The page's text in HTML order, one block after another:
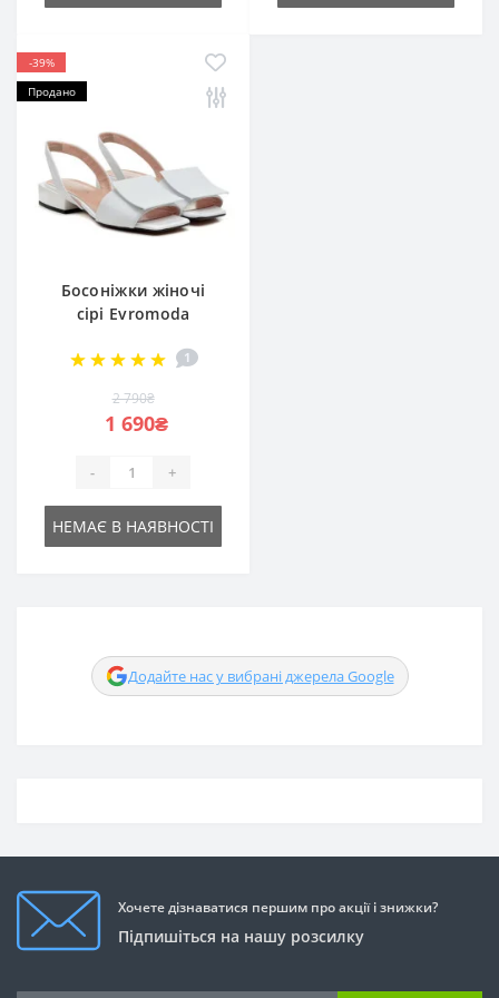
-39%
Продано
Босоніжки жіночі
сірі Evromoda
204 4973
1
2 790₴
1 690₴
- +
НЕМАЄ В НАЯВНОСТІ
Додайте нас у вибрані джерела Google
Хочете дізнаватися першим про акції і знижки?
Підпишіться на нашу розсилку